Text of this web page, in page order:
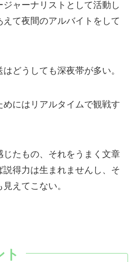
ャーナリストとして活動し
て夜間のアルバイトをして
どうしても深夜帯が多い。
にはリアルタイムで観戦す
たもの、それをうまく文章
得力は生まれませんし、そ
えてこない。